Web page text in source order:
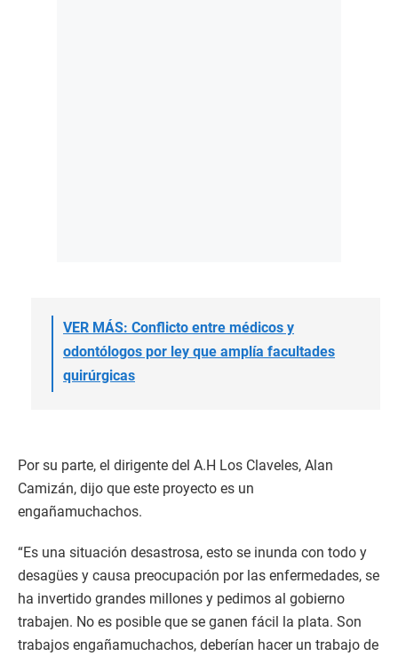
VER MÁS: Conflicto entre médicos y
odontólogos por ley que amplía facultades
quirúrgicas
Por su parte, el dirigente del A.H Los Claveles, Alan
Camizán, dijo que este proyecto es un
engañamuchachos.
“Es una situación desastrosa, esto se inunda con todo y
desagües y causa preocupación por las enfermedades, se
ha invertido grandes millones y pedimos al gobierno
trabajen. No es posible que se ganen fácil la plata. Son
trabajos engañamuchachos, deberían hacer un trabajo de